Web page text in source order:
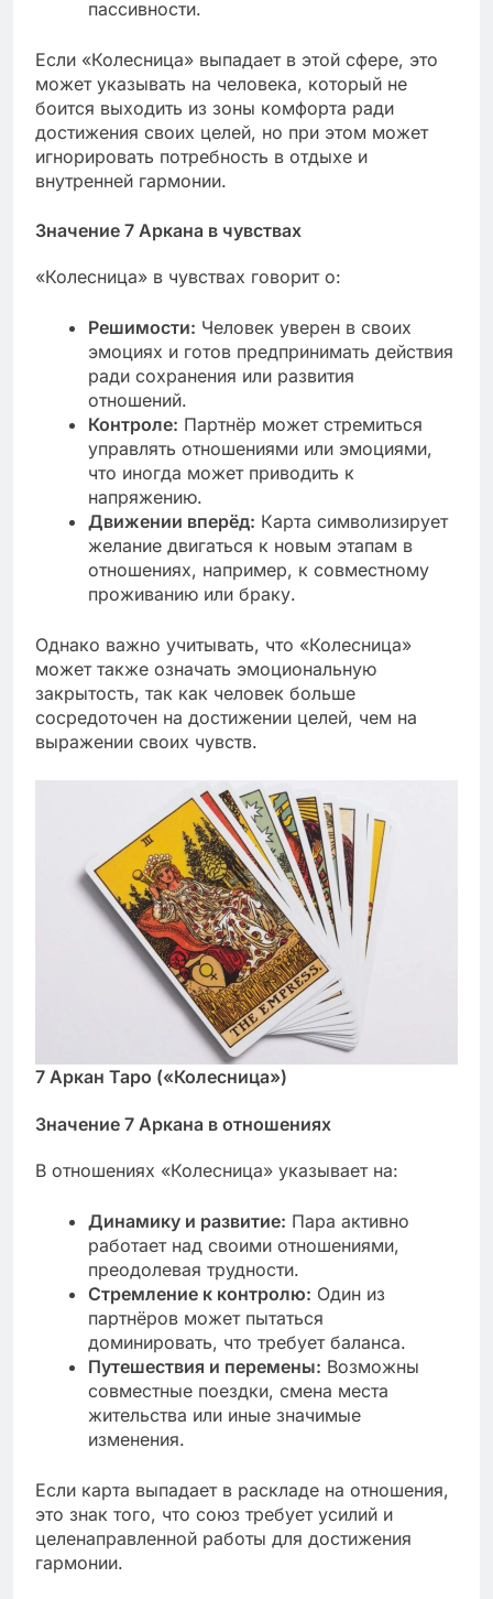
пассивности.
Если «Колесница» выпадает в этой сфере, это
может указывать на человека, который не
боится выходить из зоны комфорта ради
достижения своих целей, но при этом может
игнорировать потребность в отдыхе и
внутренней гармонии.
Значение 7 Аркана в чувствах
«Колесница» в чувствах говорит о:
Решимости: Человек уверен в своих
эмоциях и готов предпринимать действия
ради сохранения или развития
отношений.
Контроле: Партнёр может стремиться
управлять отношениями или эмоциями,
что иногда может приводить к
напряжению.
Движении вперёд: Карта символизирует
желание двигаться к новым этапам в
отношениях, например, к совместному
проживанию или браку.
Однако важно учитывать, что «Колесница»
может также означать эмоциональную
закрытость, так как человек больше
сосредоточен на достижении целей, чем на
выражении своих чувств.
7 Аркан Таро («Колесница»)
Значение 7 Аркана в отношениях
В отношениях «Колесница» указывает на:
Динамику и развитие: Пара активно
работает над своими отношениями,
преодолевая трудности.
Стремление к контролю: Один из
партнёров может пытаться
доминировать, что требует баланса.
Путешествия и перемены: Возможны
совместные поездки, смена места
жительства или иные значимые
изменения.
Если карта выпадает в раскладе на отношения,
это знак того, что союз требует усилий и
целенаправленной работы для достижения
гармонии.